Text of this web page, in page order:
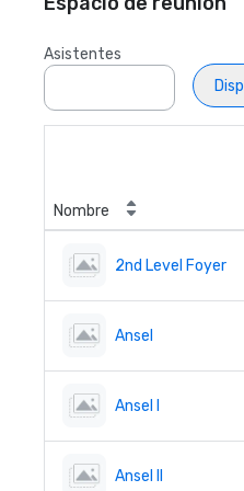
Asistentes
Nombre
2nd Level Foyer
Ansel
Ansel I
Ansel II